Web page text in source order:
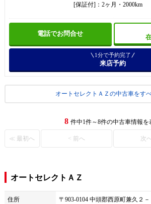
[保証付]：2ヶ月・2000km
電話でお問合せ
1分で予約完了
来店予約
オートセレクトＡＺの中古車をす
8 件中1件～8件の中古車情報を
≪ 最初へ < 前へ 次
オートセレクトＡＺ
住所 〒903-0104 中頭郡西原町兼久２－